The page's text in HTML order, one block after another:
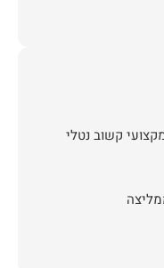
קשוב נטלי